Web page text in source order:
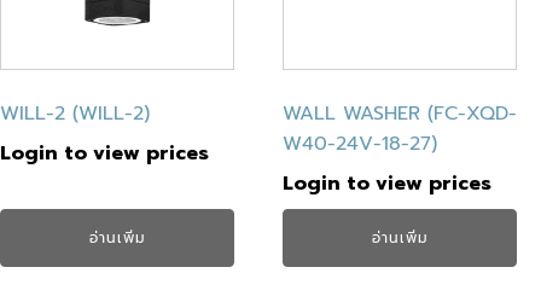
WILL-2 (WILL-2)
Login to view prices
อ่านเพิ่ม
WALL WASHER (FC-XQD-
W40-24V-18-27)
Login to view prices
อ่านเพิ่ม